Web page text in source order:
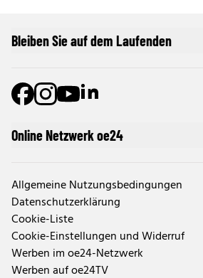
Online Netzwerk oe24
Allgemeine Nutzungsbedingungen
Datenschutzerklärung
Cookie-Liste
Cookie-Einstellungen und Widerruf
Werben im oe24-Netzwerk
Werben auf oe24TV
Bleiben Sie auf dem Laufenden